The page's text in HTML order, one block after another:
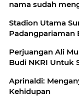
nama sudah
Stadion Utama
Padangpariaman
Perjuangan Ali
Budi NKRI Untuk
Aprinaldi:
Kehidupan